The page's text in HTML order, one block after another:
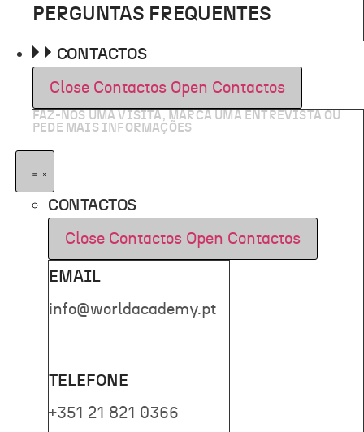
PERGUNTAS FREQUENTES
CONTACTOS
Close Contactos Open Contactos
FAZ-NOS UMA VISITA, MARCA UMA ENTREVISTA OU
PEDE MAIS INFORMAÇÕES
CONTACTOS
Close Contactos Open Contactos
EMAIL
info@worldacademy.pt
TELEFONE
+351 21 821 0366